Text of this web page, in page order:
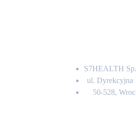
S7HEALTH
ul. Dyrekcyjna
50-528,